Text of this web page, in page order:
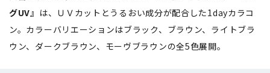
グUV』 は、ＵＶカットとうるおい成分が配合した1dayカラコ
ン。カラーバリエーションはブラック、ブラウン、ライトブラ
ウン、ダークブラウン、モーヴブラウンの全5色展開。